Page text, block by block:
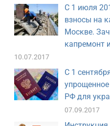
С 1 июля
взносы на
Москве.
капремонт
10.07.2017
С 1
РФ для
07.09.2017